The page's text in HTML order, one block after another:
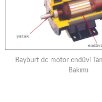
Bayburt dc motor endüvi
Bakımı